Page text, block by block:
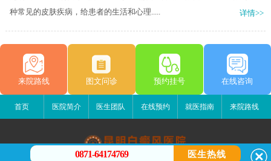
种常见的皮肤疾病，给患者的生活和心理.....
详情>>
来院路线 图文问诊 预约挂号 在线咨询
首页 医院简介 医生团队 在线预约 就医指南 来院路线
0871-64174769 医生热线